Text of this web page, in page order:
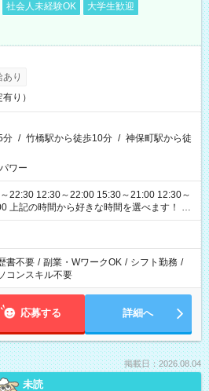
社会人未経験OK
大学生歓迎
り
り）
分 / 竹橋駅から徒歩10分 / 神保町駅から徒
ワー
22:30 12:30～22:00 15:30～21:00 12:30～
※
能性があります
書不要 / 副業・WワークOK / シフト勤務 /
コンスキル不要
応募する 詳細へ
掲載日：2026.08.04
未読